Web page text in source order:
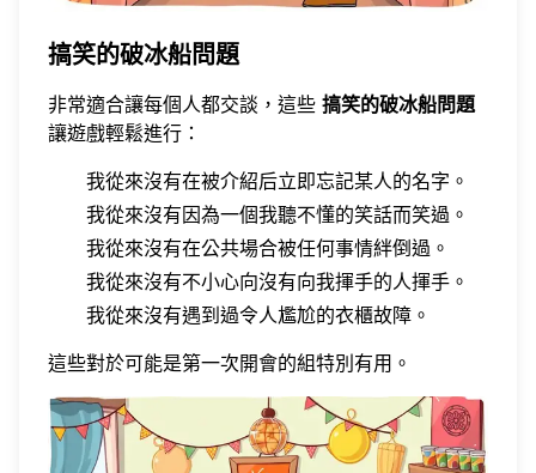
搞笑的破冰船問題
非常適合讓每個人都交談，這些 搞笑的破冰船問題
讓遊戲輕鬆進行：
我從來沒有在被介紹后立即忘記某人的名字。
我從來沒有因為一個我聽不懂的笑話而笑過。
我從來沒有在公共場合被任何事情絆倒過。
我從來沒有不小心向沒有向我揮手的人揮手。
我從來沒有遇到過令人尷尬的衣櫃故障。
這些對於可能是第一次開會的組特別有用。